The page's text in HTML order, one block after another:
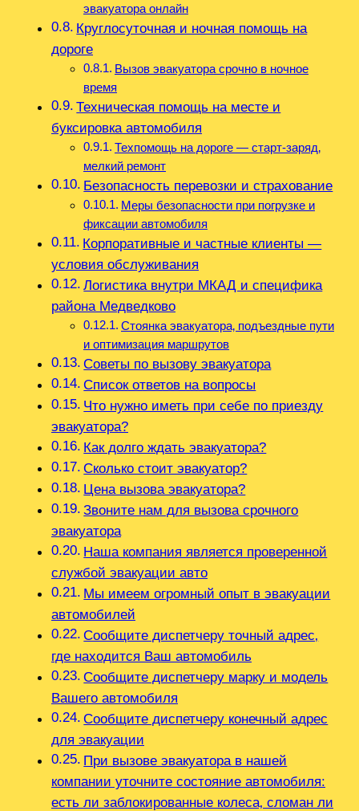
эвакуатора онлайн
Круглосуточная и ночная помощь на
дороге
Вызов эвакуатора срочно в ночное
время
Техническая помощь на месте и
буксировка автомобиля
Техпомощь на дороге — старт‑заряд‚
мелкий ремонт
Безопасность перевозки и страхование
Меры безопасности при погрузке и
фиксации автомобиля
Корпоративные и частные клиенты —
условия обслуживания
Логистика внутри МКАД и специфика
района Медведково
Стоянка эвакуатора‚ подъездные пути
и оптимизация маршрутов
Советы по вызову эвакуатора
Список ответов на вопросы
Что нужно иметь при себе по приезду
эвакуатора?
Как долго ждать эвакуатора?
Сколько стоит эвакуатор?
Цена вызова эвакуатора?
Звоните нам для вызова срочного
эвакуатора
Наша компания является проверенной
службой эвакуации авто
Мы имеем огромный опыт в эвакуации
автомобилей
Сообщите диспетчеру точный адрес‚
где находится Ваш автомобиль
Сообщите диспетчеру марку и модель
Вашего автомобиля
Сообщите диспетчеру конечный адрес
для эвакуации
При вызове эвакуатора в нашей
компании уточните состояние автомобиля:
есть ли заблокированные колеса‚ сломан ли